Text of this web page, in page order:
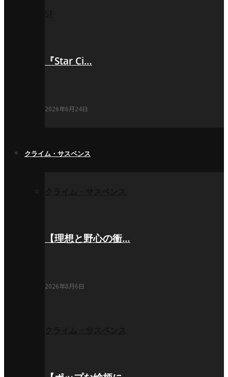
『Star Ci…
2026年6月24日
クライム・サスペンス
【理想と野心の衝…
2026年8月6日